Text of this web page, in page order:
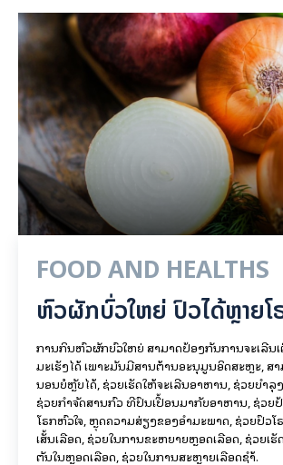
FOOD AND HEALTHS
ຫົວຜັກບົ່ວໃຫຍ່ ປົວໄດ້ຫຼາຍໂ
ການກິນຫົວຜັກບົ່ວໃຫຍ່ ສາມາດປ້ອງກັນການຈະເລີນ
ມະເຮັງໄດ້ ເພາະມັນມີສານຕ້ານອະນຸມູນອິດສະຫຼະ, ສ
ນອນບໍ່ຫຼັບໄດ້, ຊ່ວຍເຮັດໃຫ້ຈະເລີນອາຫານ, ຊ່ວຍບຳລຸ
ຊ່ວຍກຳຈັດສານກົ່ວ ທີ່ປົນເປື້ອນມາກັບອາຫານ, ຊ່ວຍ
ໂຣກຫົວໃຈ,​ ຫຼຸດຄວາມສ່ຽງຂອງອຳມະພາດ, ຊ່ວຍປົວ
ເສັ້ນເລືອດ, ຊ່ວຍໃນການຂະຫຍາຍຫຼອດເລືອດ, ຊ່ວຍເ
ຕັນໃນຫຼອດເລືອດ, ຊ່ວຍໃນການສະຫຼາຍເລືອດຊຳ້.